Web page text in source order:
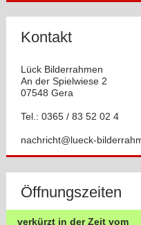
Kontakt
Lück Bilderrahmen
An der Spielwiese 2
07548 Gera
Tel.: 0365 / 83 52 02 4
nachricht@lueck-
Öffnungszeiten
verkürzt in der Zeit vom